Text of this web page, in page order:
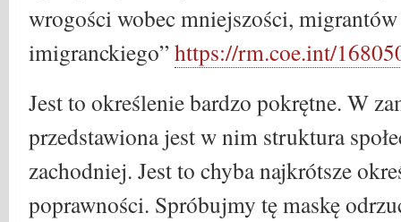
wrogości wobec mniejszości,
imigranckiego”https://rm.coe.int/
Jest to określenie bardzo pokrętne. W
przedstawiona jest w nim struktura
zachodniej. Jest to chyba najkrótsze
poprawności. Spróbujmy tę maskę